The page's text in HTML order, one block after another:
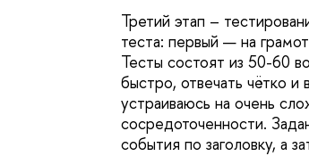
Третий этап –
теста: первый — на
Тесты состоят из 50-60
быстро, отвечать чётко и
устраиваюсь на очень
сосредоточенности.
события по заголовку, а